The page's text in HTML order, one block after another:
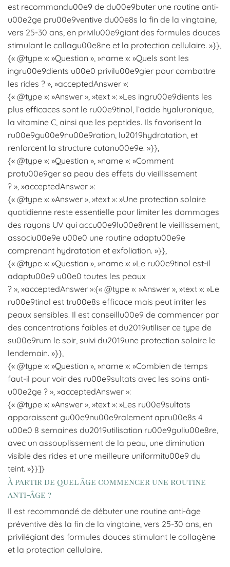
est recommandu00e9 de du00e9buter une routine anti-
u00e2ge pru00e9ventive du00e8s la fin de la vingtaine,
vers 25-30 ans, en privilu00e9giant des formules douces
stimulant le collagu00e8ne et la protection cellulaire. »}},
{« @type »: »Question », »name »: »Quels sont les
ingru00e9dients u00e0 privilu00e9gier pour combattre
les rides ? », »acceptedAnswer »:
{« @type »: »Answer », »text »: »Les ingru00e9dients les
plus efficaces sont le ru00e9tinol, l’acide hyaluronique,
la vitamine C, ainsi que les peptides. Ils favorisent la
ru00e9gu00e9nu00e9ration, lu2019hydratation, et
renforcent la structure cutanu00e9e. »}},
{« @type »: »Question », »name »: »Comment
protu00e9ger sa peau des effets du vieillissement
? », »acceptedAnswer »:
{« @type »: »Answer », »text »: »Une protection solaire
quotidienne reste essentielle pour limiter les dommages
des rayons UV qui accu00e9lu00e8rent le vieillissement,
associu00e9e u00e0 une routine adaptu00e9e
comprenant hydratation et exfoliation. »}},
{« @type »: »Question », »name »: »Le ru00e9tinol est-il
adaptu00e9 u00e0 toutes les peaux
? », »acceptedAnswer »:{« @type »: »Answer », »text »: »Le
ru00e9tinol est tru00e8s efficace mais peut irriter les
peaux sensibles. Il est conseillu00e9 de commencer par
des concentrations faibles et du2019utiliser ce type de
su00e9rum le soir, suivi du2019une protection solaire le
lendemain. »}},
{« @type »: »Question », »name »: »Combien de temps
faut-il pour voir des ru00e9sultats avec les soins anti-
u00e2ge ? », »acceptedAnswer »:
{« @type »: »Answer », »text »: »Les ru00e9sultats
apparaissent gu00e9nu00e9ralement apru00e8s 4
u00e0 8 semaines du2019utilisation ru00e9guliu00e8re,
avec un assouplissement de la peau, une diminution
visible des rides et une meilleure uniformitu00e9 du
teint. »}}]}
À partir de quel âge commencer une routine
anti-âge ?
Il est recommandé de débuter une routine anti-âge
préventive dès la fin de la vingtaine, vers 25-30 ans, en
privilégiant des formules douces stimulant le collagène
et la protection cellulaire.